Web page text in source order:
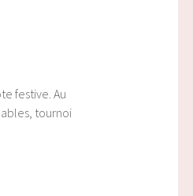
festive. Au
tournoi